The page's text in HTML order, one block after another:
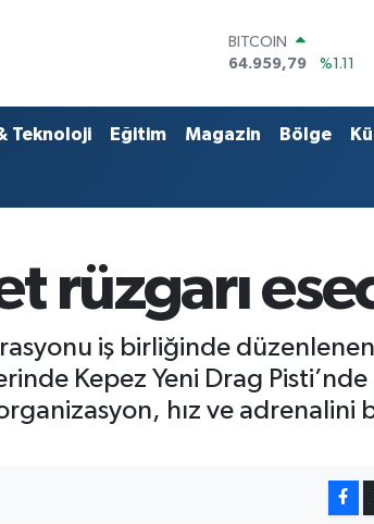
DOLAR
47,7436
%0.18
55,2510
%0.32
STERLİN
64.959,79
%1.11
Teknoloji Eğitim Magazin Bölge
rüzgarı
iş birliğinde
Kepez Yeni Drag
hız ve adrenalini